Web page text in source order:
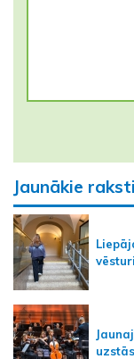
Jaunākie raksti